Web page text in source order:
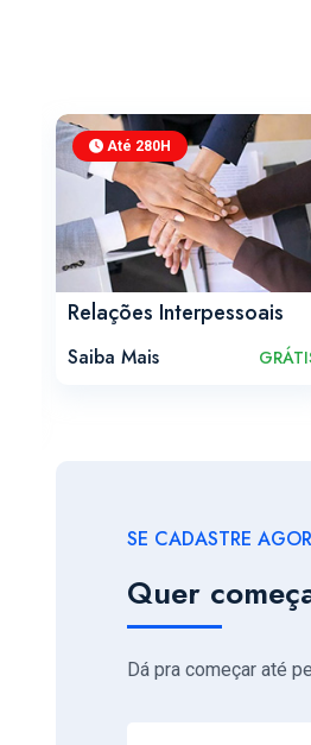
Até 280H
Relações Interpessoais
Saiba Mais
SE CADASTRE
Quer
Dá pra começar até